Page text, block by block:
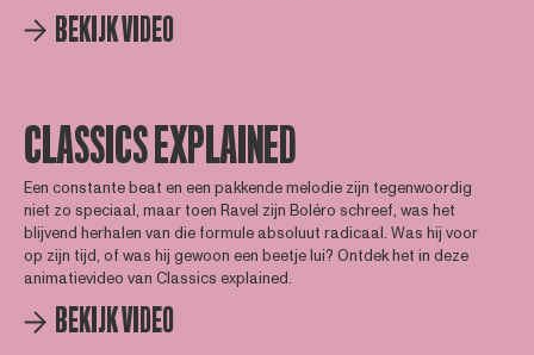
BEKIJK VIDEO
CLASSICS EXPLAINED
Een constante beat en een pakkende melodie zijn tegenwoordig
niet zo speciaal, maar toen Ravel zijn Boléro schreef, was het
blijvend herhalen van die formule absoluut radicaal. Was hij voor
op zijn tijd, of was hij gewoon een beetje lui? Ontdek het in deze
animatievideo van Classics explained.
BEKIJK VIDEO